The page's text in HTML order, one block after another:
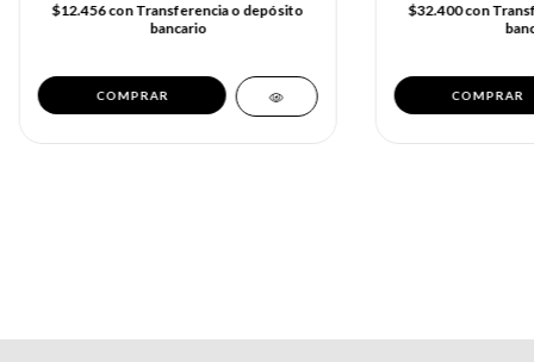
$12.456conTransferencia o depósito
bancario
$32.400con